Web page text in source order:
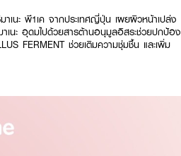
นะ พี1เค จากประเทศญี่ปุ่น เผยผิวหน้าเปล่ง
นะ อุดมไปด้วยสารต้านอนุมูลอิสระช่วยปกป้อง
FERMENT ช่วยเติมความชุ่มชื้น และเพิ่ม